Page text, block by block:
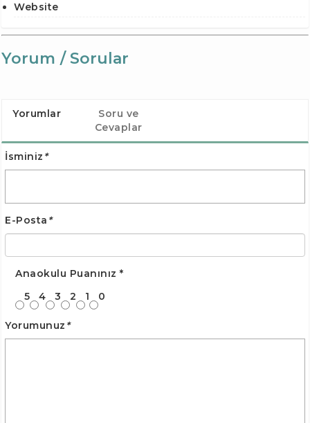
Website
Yorum / Sorular
Yorumlar
Soru ve
Cevaplar
İsminiz *
E-Posta *
Anaokulu Puanınız *
5
4 3 2 1 0
Yorumunuz *